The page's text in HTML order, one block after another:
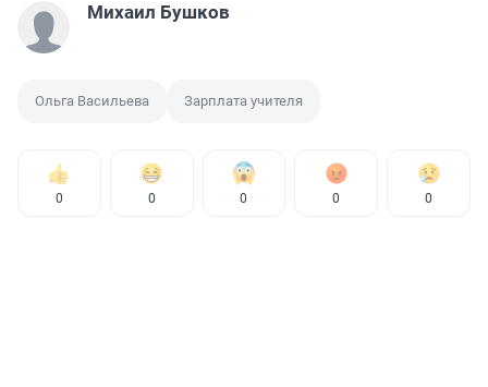
Михаил Бушков
Ольга Васильева Зарплата учителя
0 0 0 0 0